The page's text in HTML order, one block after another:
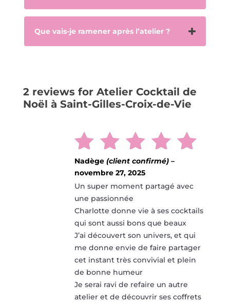
Que vais-je ramener après l’atelier ?
2 reviews for Atelier Cocktail de
Noël à Saint-Gilles-Croix-de-Vie
Note5
sur 5
Nadège (client confirmé) –
novembre 27, 2025
Un super moment partagé avec
une passionnée
Charlotte donne vie à ses cocktails
qui sont aussi bons que beaux
J’ai découvert son univers, et qui
me donne envie de faire partager
cet instant très convivial et plein
de bonne humeur
Je serai ravi de refaire un autre
atelier et de découvrir ses coffrets